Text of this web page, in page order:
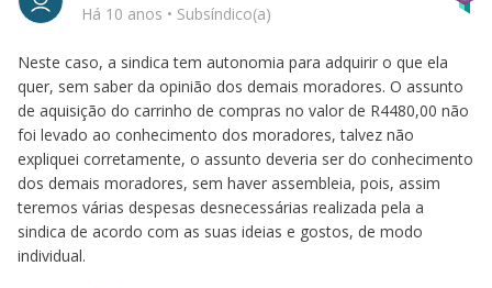
Neste caso, a sindica tem autonomia para adquirir o que ela
quer, sem saber da opinião dos demais moradores. O assunto
de aquisição do carrinho de compras no valor de R4480,00 não
foi levado ao conhecimento dos moradores, talvez não
expliquei corretamente, o assunto deveria ser do conhecimento
dos demais moradores, sem haver assembleia, pois, assim
teremos várias despesas desnecessárias realizada pela a
sindica de acordo com as suas ideias e gostos, de modo
individual.
Há 10 anos • Subsíndico(a)